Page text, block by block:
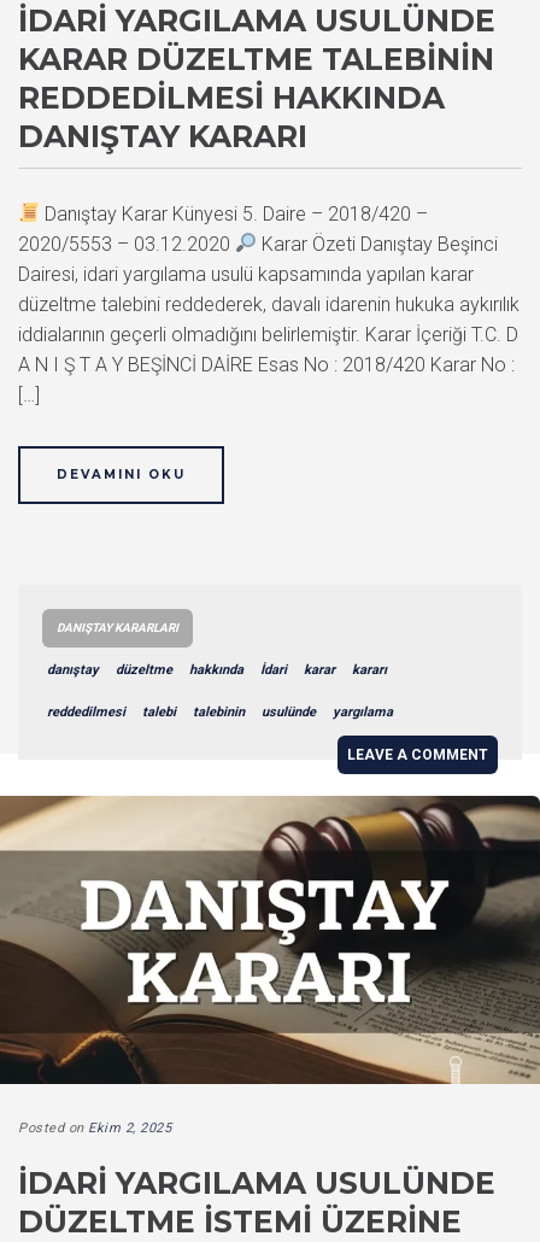
İDARI YARGILAMA USULÜNDE
KARAR DÜZELTME TALEBININ
REDDEDILMESI HAKKINDA
DANIŞTAY KARARI
Danıştay Karar Künyesi 5. Daire – 2018/420 –
2020/5553 – 03.12.2020
Karar Özeti Danıştay Beşinci
Dairesi, idari yargılama usulü kapsamında yapılan karar
düzeltme talebini reddederek, davalı idarenin hukuka aykırılık
iddialarının geçerli olmadığını belirlemiştir. Karar İçeriği T.C. D
A N I Ş T A Y BEŞİNCİ DAİRE Esas No : 2018/420 Karar No :
[…]
DEVAMINI OKU
DANIŞTAY KARARLARI
danıştay düzeltme hakkında İdari karar kararı
reddedilmesi talebi talebinin usulünde yargılama
LEAVE A COMMENT
Posted on Ekim 2, 2025
İDARI YARGILAMA USULÜNDE
DÜZELTME İSTEMI ÜZERINE